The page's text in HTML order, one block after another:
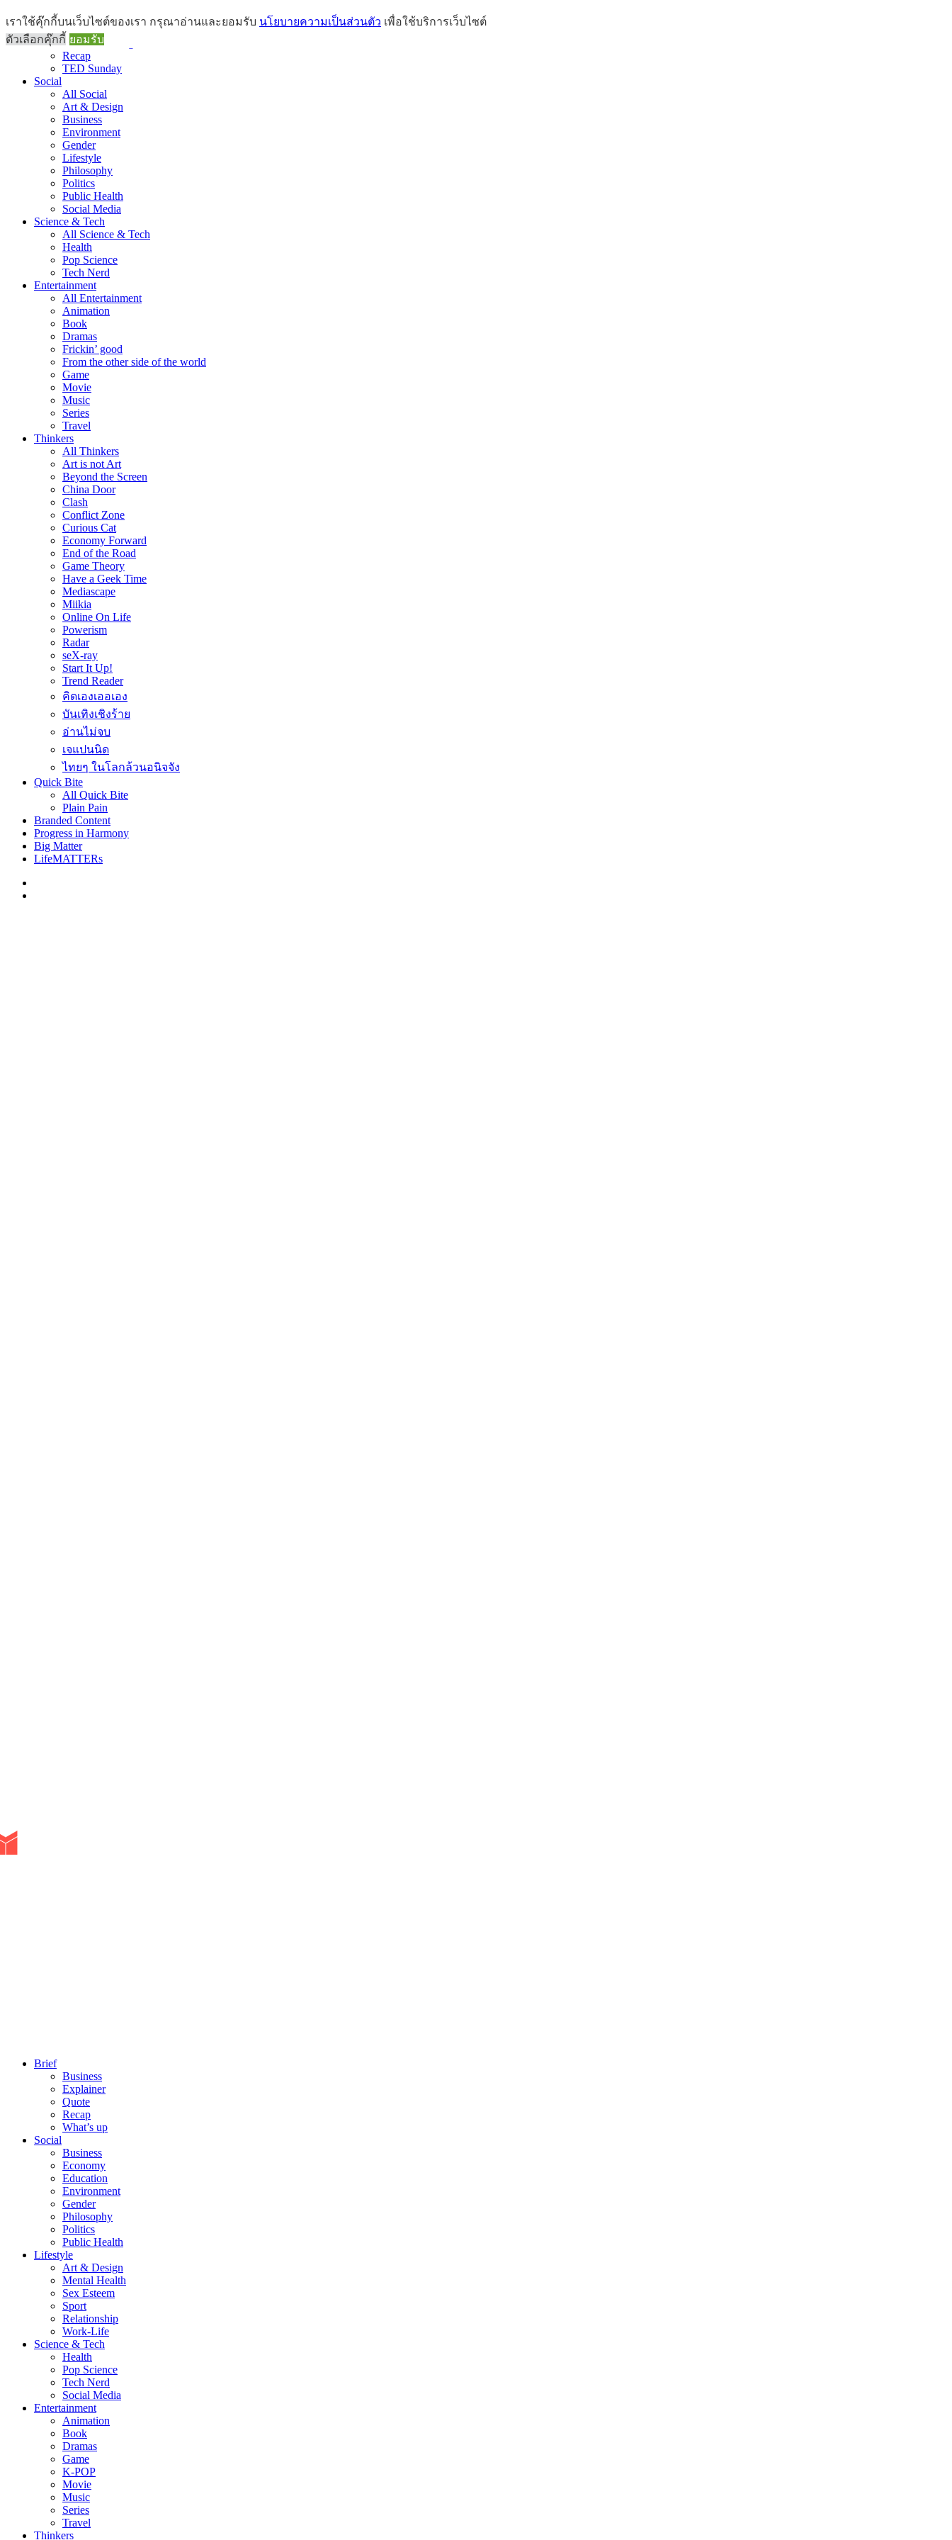
Brief
All Brief
Goods Morning
Recap
TED Sunday
Social
All Social
Art & Design
Business
Environment
Gender
Lifestyle
Philosophy
Politics
Public Health
Social Media
Science & Tech
All Science & Tech
Health
Pop Science
Tech Nerd
Entertainment
All Entertainment
Animation
Book
Dramas
Frickin’ good
From the other side of the world
Game
Movie
Music
Series
Travel
Thinkers
All Thinkers
Art is not Art
Beyond the Screen
China Door
Clash
Conflict Zone
Curious Cat
Economy Forward
End of the Road
Game Theory
Have a Geek Time
Mediascape
Miikia
Online On Life
Powerism
Radar
seX-ray
Start It Up!
Trend Reader
คิดเองเออเอง
บันเทิงเชิงร้าย
อ่านไม่จบ
เจแปนนิด
ไทยๆ ในโลกล้วนอนิจจัง
Quick Bite
All Quick Bite
Plain Pain
Branded Content
Progress in Harmony
Big Matter
LifeMATTERs
Brief
Business
Explainer
Quote
Recap
What’s up
Social
Business
Economy
Education
Environment
Gender
Philosophy
Politics
Public Health
Lifestyle
Art & Design
Mental Health
Sex Esteem
Sport
Relationship
Work-Life
Science & Tech
Health
Pop Science
Tech Nerd
Social Media
Entertainment
Animation
Book
Dramas
Game
K-POP
Movie
Music
Series
Travel
Thinkers
เราใช้คุ๊กกี้บนเว็บไซต์ของเรา กรุณาอ่านและยอมรับ นโยบายความเป็นส่วนตัว เพื่อใช้บริการเว็บไซต์
ตัวเลือกคุ๊กกี้ ยอมรับ